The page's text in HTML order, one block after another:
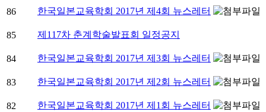
86 한국일본교육학회 2017년 제4회 뉴스레터
85 제117차 춘계학술발표회 일정공지
84 한국일본교육학회 2017년 제3회 뉴스레터
83 한국일본교육학회 2017년 제2회 뉴스레터
82 한국일본교육학회 2017년 제1회 뉴스레터